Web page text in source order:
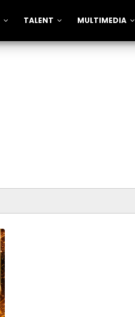
TALENT MULTIMEDIA